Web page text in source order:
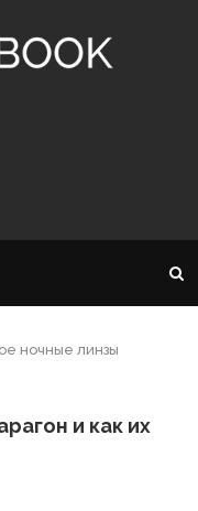
ночные линзы
и как их